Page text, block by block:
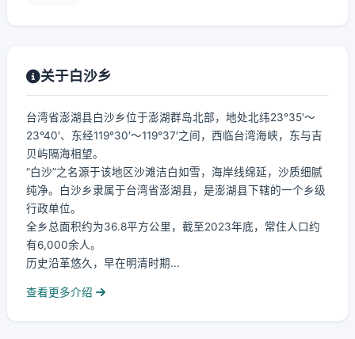
关于白沙乡
台湾省澎湖县白沙乡位于澎湖群岛北部，地处北纬23°35′～
23°40′、东经119°30′～119°37′之间，西临台湾海峡，东与吉
贝屿隔海相望。
“白沙”之名源于该地区沙滩洁白如雪，海岸线绵延，沙质细腻
纯净。白沙乡隶属于台湾省澎湖县，是澎湖县下辖的一个乡级
行政单位。
全乡总面积约为36.8平方公里，截至2023年底，常住人口约
有6,000余人。
历史沿革悠久，早在明清时期...
查看更多介绍